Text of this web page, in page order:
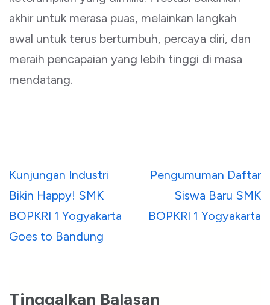
akhir untuk merasa puas, melainkan langkah
awal untuk terus bertumbuh, percaya diri, dan
meraih pencapaian yang lebih tinggi di masa
mendatang.
Navigasi
pos
Kunjungan Industri
Bikin Happy! SMK
BOPKRI 1 Yogyakarta
Goes to Bandung
Pengumuman Daftar
Siswa Baru SMK
BOPKRI 1 Yogyakarta
Tinggalkan Balasan